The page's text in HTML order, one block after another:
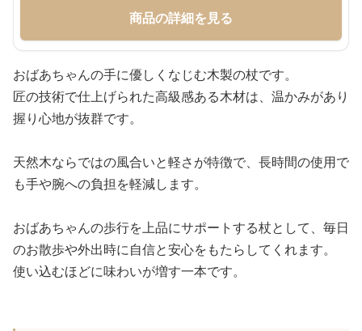
商品の詳細を見る
おばあちゃんの手に優しくなじむ木製の杖です。
匠の技術で仕上げられた高級感ある木材は、温かみがあり
握り心地が抜群です。
天然木ならではの風合いと軽さが特徴で、長時間の使用で
も手や腕への負担を軽減します。
おばあちゃんの歩行を上品にサポートする杖として、毎日
のお散歩や外出時に自信と安心をもたらしてくれます。
使い込むほどに味わいが増す一本です。